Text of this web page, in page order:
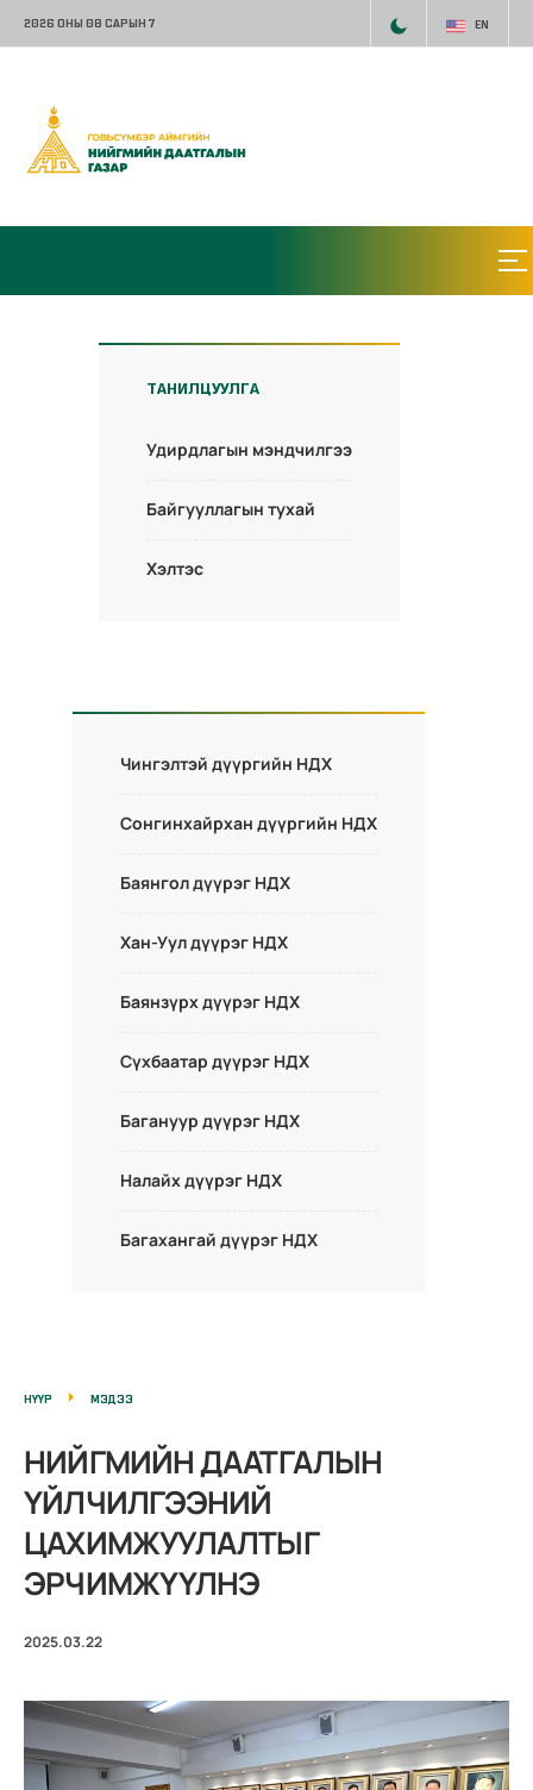
2026 ОНЫ 08 САРЫН 7 EN
ТАНИЛЦУУЛГА
Удирдлагын мэндчилгээ
Байгууллагын тухай
Хэлтэс
Чингэлтэй дүүргийн НДХ
Сонгинхайрхан дүүргийн НДХ
Баянгол дүүрэг НДХ
Хан-Уул дүүрэг НДХ
Баянзүрх дүүрэг НДХ
Сүхбаатар дүүрэг НДХ
Багануур дүүрэг НДХ
Налайх дүүрэг НДХ
Багахангай дүүрэг НДХ
НҮҮР МЭДЭЭ
НИЙГМИЙН ДААТГАЛЫН
ҮЙЛЧИЛГЭЭНИЙ
ЦАХИМЖУУЛАЛТЫГ
ЭРЧИМЖҮҮЛНЭ
2025.03.22